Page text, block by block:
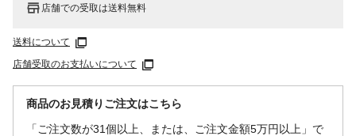
店舗での受取は送料無料
送料について
店舗受取のお支払いについて
商品のお見積りご注文はこちら
「ご注文数が31個以上、または、ご注文金額5万円以上」で